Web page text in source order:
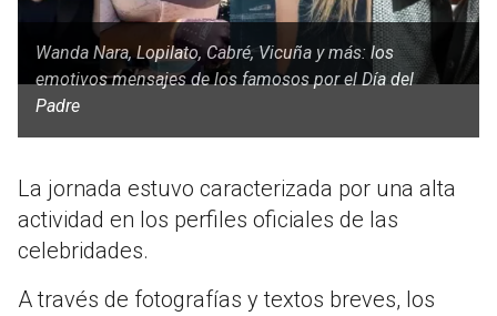
Wanda Nara, Lopilato, Cabré, Vicuña y más: los
emotivos mensajes de los famosos por el Día del
Padre
La jornada estuvo caracterizada por una alta
actividad en los perfiles oficiales de las
celebridades.
A través de fotografías y textos breves, los